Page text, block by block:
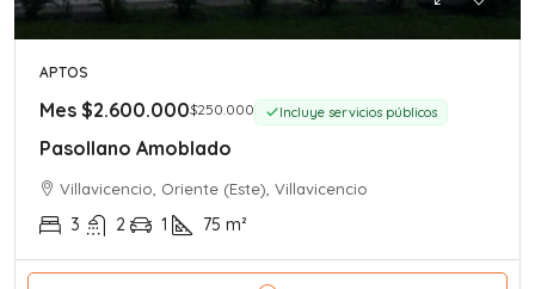
APTOS
Mes $2.600.000$250.000 Incluye servicios públicos
Pasollano Amoblado
Villavicencio, Oriente (Este), Villavicencio
3 2 1 75 m²